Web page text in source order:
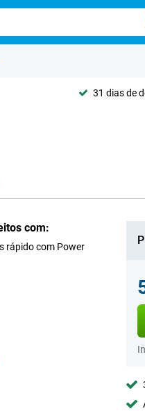
31 dias de
com:
rápido com Power